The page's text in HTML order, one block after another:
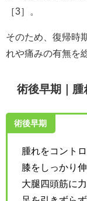
［3］。
そのため、復帰時
れや痛みの有無を
術後早期｜腫
術後早期
腫れをコント
膝をしっかり
大腿四頭筋に